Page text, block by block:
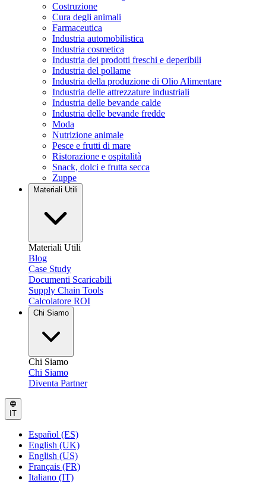
Costruzione
Cura degli animali
Farmaceutica
Industria automobilistica
Industria cosmetica
Industria dei prodotti freschi e deperibili
Industria del pollame
Industria della produzione di Olio Alimentare
Industria delle attrezzature industriali
Industria delle bevande calde
Industria delle bevande fredde
Moda
Nutrizione animale
Pesce e frutti di mare
Ristorazione e ospitalità
Snack, dolci e frutta secca
Zuppe
Materiali Utili
Materiali Utili
Blog
Case Study
Documenti Scaricabili
Supply Chain Tools
Calcolatore ROI
Chi Siamo
Chi Siamo
Chi Siamo
Diventa Partner
IT
Español (ES)
English (UK)
English (US)
Français (FR)
Italiano (IT)